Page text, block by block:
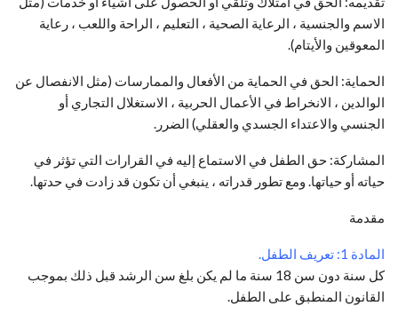
الاسم والجنسية ، الرعاية الصحية ، التعليم ، الراحة واللعب ، رعاية
المعوقين والأيتام).
الحماية: الحق في الحماية من الأفعال والممارسات (مثل الانفصال عن
الوالدين ، الانخراط في الأعمال الحربية ، الاستغلال التجاري أو
الجنسي والاعتداء الجسدي والعقلي) الضرر.
المشاركة: حق الطفل في الاستماع إليه في القرارات التي تؤثر في
حياته أو حياتها. ومع تطور قدراته ، ينبغي أن تكون قد زادت في حدتها.
مقدمة
المادة 1: تعريف الطفل.
كل سنة دون سن 18 سنة ما لم يكن بلغ سن الرشد قبل ذلك بموجب
القانون المنطبق على الطفل.